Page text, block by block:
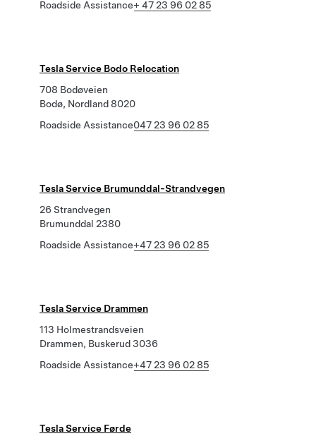
Roadside Assistance+ 47 23 96 02 85
Tesla Service Bodo Relocation
708 Bodøveien
Bodø, Nordland 8020
Roadside Assistance047 23 96 02 85
Tesla Service Brumunddal-Strandvegen
26 Strandvegen
Brumunddal 2380
Roadside Assistance+47 23 96 02 85
Tesla Service Drammen
113 Holmestrandsveien
Drammen, Buskerud 3036
Roadside Assistance+47 23 96 02 85
Tesla Service Førde